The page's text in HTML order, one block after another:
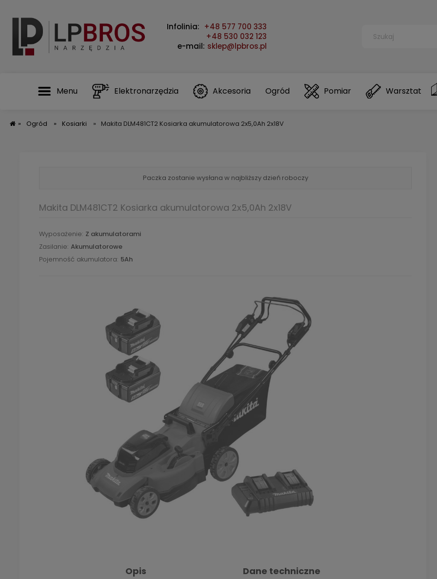
Infolinia: +48 577 700 333
+48 530 032 123
e-mail: sklep@lpbros.pl
Menu Elektronarzędzia Akcesoria Ogród Pomiar Warsztat
» Ogród » Kosiarki » Makita DLM481CT2 Kosiarka akumulatorowa 2x5,0Ah 2x18V
Paczka zostanie wysłana w najbliższy dzień roboczy
Makita DLM481CT2 Kosiarka akumulatorowa 2x5,0Ah 2x18V
Wyposażenie Z akumulatorami
Zasilanie Akumulatorowe
Pojemność akumulatora 5Ah
Opis Dane techniczne